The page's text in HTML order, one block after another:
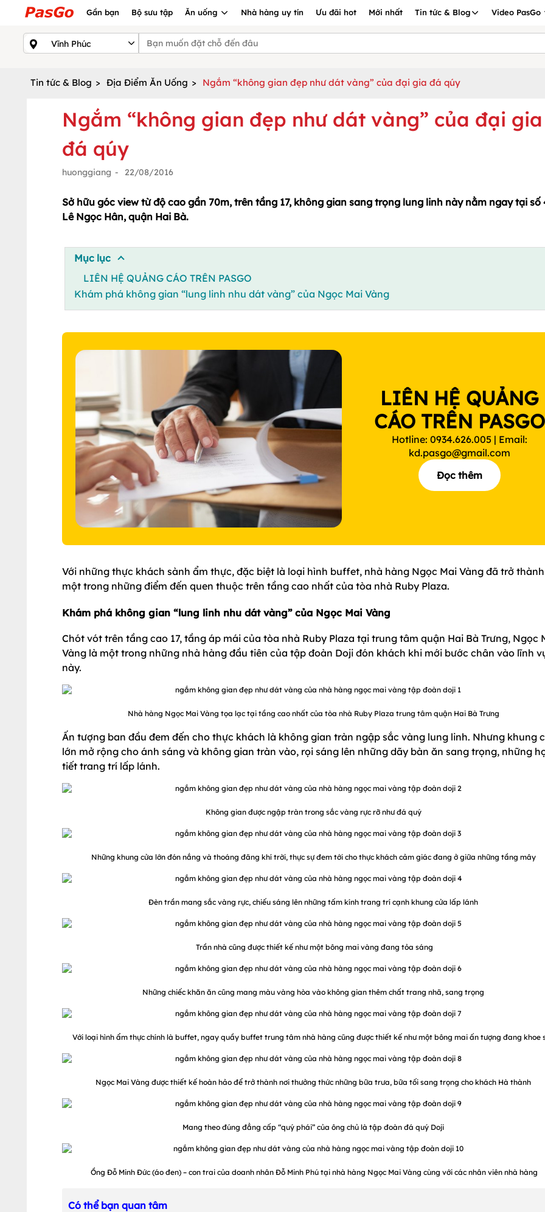
Gần bạn Bộ sưu tập Ăn uống Nhà hàng uy tín Ưu đãi hot Mới nhất Tin tức & Blog Video PasGo
Tin tức & Blog > Địa Điểm Ăn Uống > Ngắm “không gian đẹp như dát vàng” của đại gia đá qúy
Ngắm “không gian đẹp như dát vàng” của đại gia
đá qúy
huonggiang - 22/08/2016
Sở hữu góc view từ độ cao gần 70m, trên tầng 17, không gian sang trọng lung linh này nằm ngay tại số
Lê Ngọc Hân, quận Hai Bà.
Mục lục
LIÊN HỆ QUẢNG CÁO TRÊN PASGO
Khám phá không gian “lung linh nhu dát vàng” của Ngọc Mai Vàng
LIÊN HỆ QUẢNG
CÁO TRÊN PASGO
Hotline: 0934.626.005 | Email:
kd.pasgo@gmail.com
Đọc thêm
Với những thực khách sành ẩm thực, đặc biệt là loại hình buffet, nhà hàng Ngọc Mai Vàng đã trở thành
một trong những điểm đến quen thuộc trên tầng cao nhất của tòa nhà Ruby Plaza.
Khám phá không gian “lung linh nhu dát vàng” của Ngọc Mai Vàng
Chót vót trên tầng cao 17, tầng áp mái của tòa nhà Ruby Plaza tại trung tâm quận Hai Bà Trưng, Ngọc
Vàng là một trong những nhà hàng đầu tiên của tập đoàn Doji đón khách khi mới bước chân vào lĩnh
này.
Nhà hàng Ngọc Mai Vàng tọa lạc tại tầng cao nhất của tòa nhà Ruby Plaza trung tâm quận Hai Bà Trưng
Ấn tượng ban đầu đem đến cho thực khách là không gian tràn ngập sắc vàng lung linh. Nhưng khung
lớn mở rộng cho ánh sáng và không gian tràn vào, rọi sáng lên những dãy bàn ăn sang trọng, những
tiết trang trí lấp lánh.
Không gian được ngập tràn trong sắc vàng rực rỡ như đá quý
Những khung cửa lớn đón nắng và thoáng đãng khí trời, thực sự đem tới cho thực khách cảm giác đang ở giữa những tầng mây
Đèn trần mang sắc vàng rực, chiếu sáng lên những tấm kính trang trí cạnh khung cửa lấp lánh
Trần nhà cũng được thiết kế như một bông mai vàng đang tỏa sáng
Những chiếc khăn ăn cũng mang màu vàng hòa vào không gian thêm chất trang nhã, sang trọng
Với loại hình ẩm thực chính là buffet, ngay quầy buffet trung tâm nhà hàng cũng được thiết kế như một bông mai ấn tượng đang khoe
Ngọc Mai Vàng được thiết kế hoàn hảo để trở thành nơi thưởng thức những bữa trưa, bữa tối sang trọng cho khách Hà thành
Mang theo đúng đẳng cấp “quý phái” của ông chủ là tập đoàn đá quý Doji
Ồng Đỗ Minh Đức (áo đen) – con trai của doanh nhân Đỗ Minh Phú tại nhà hàng Ngọc Mai Vàng cùng với các nhân viên nhà hàng
Có thể bạn quan tâm